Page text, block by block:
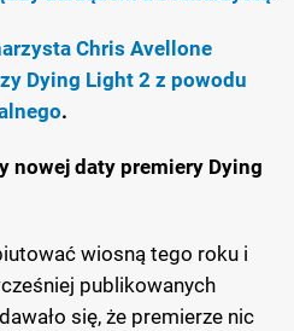
Chris Avellone
Dying Light 2 z powodu
.
nowej daty premiery Dying
wiosną tego roku i
publikowanych
się, że premierze nic